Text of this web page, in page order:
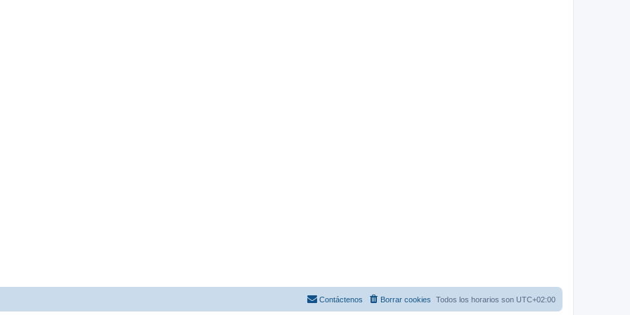
Todos los horarios son UTC+02:00
Borrar cookies
Contáctenos